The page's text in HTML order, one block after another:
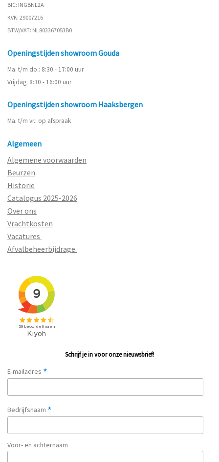
BIC: INGBNL2A
KVK: 29007216
BTW/VAT: NL803367053B0
Openingstijden showroom Gouda
Ma. t/m do.: 8:30 - 17:00 uur
Vrijdag: 8:30 - 16:00 uur
Openingstijden showroom Haaksbergen
Ma. t/m vr.: op afspraak
Algemeen
Algemene voorwaarden
Beurzen
Historie
Catalogus 2025-2026
Over ons
Vrachtkosten
Vacatures
Afvalbeheerbijdrage
Schrijf je in voor onze nieuwsbrief!
E-mailadres *
Bedrijfsnaam *
Voor- en achternaam